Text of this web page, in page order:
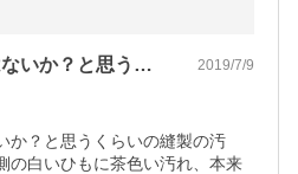
子供に作らせたのではないか？と思うくら… 2019/7/9
か？と思うくらいの縫製の汚
の白いひもに茶色い汚れ、本来